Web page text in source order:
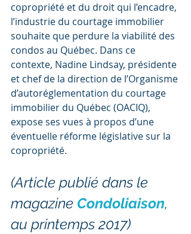
copropriété et du droit qui l’encadre,
l’industrie du courtage immobilier
souhaite que perdure la viabilité des
condos au Québec. Dans ce
contexte, Nadine Lindsay, présidente
et chef de la direction de l’Organisme
d’autoréglementation du courtage
immobilier du Québec (OACIQ),
expose ses vues à propos d’une
éventuelle réforme législative sur la
copropriété.
(Article publié dans le
magazine Condoliaison,
au printemps 2017)